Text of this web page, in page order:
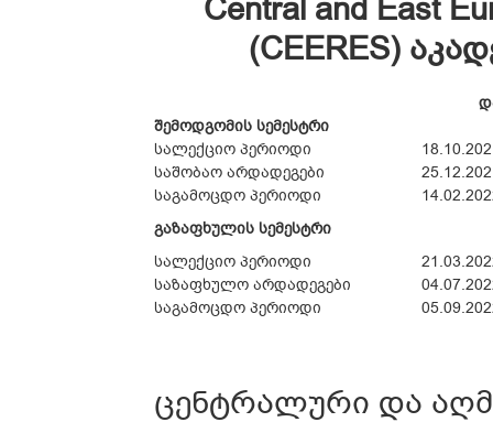
Central and East
(CEERES)
შემოდგომის სემესტრი
სალექციო პერიოდი
საშობაო არდადეგები
საგამოცდო პერიოდი
გაზაფხულის სემესტრი
სალექციო პერიოდი
საზაფხულო არდადეგები
საგამოცდო პერიოდი
ცენტრალური და